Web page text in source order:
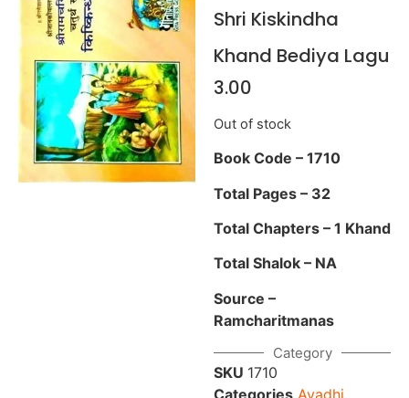
Shri Kiskindha
Khand Bediya Lagu
3.00
Out of stock
Book Code – 1710
Total Pages – 32
Total Chapters – 1 Khand
Total Shalok – NA
Source –
Ramcharitmanas
Category
SKU 1710